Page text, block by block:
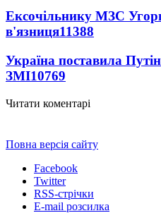
Ексочільнику МЗС
в'язниця11388
Україна поставила
ЗМІ10769
Читати коментарі
Повна версія сайту
Facebook
Twitter
RSS-стрічки
E-mail розсилка